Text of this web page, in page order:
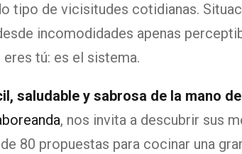
tipo de vicisitudes cotidianas.
incomodidades apenas
eres tú: es el sistema.
saludable y sabrosa de la mano
, nos invita a descubrir sus
80 propuestas para cocinar una